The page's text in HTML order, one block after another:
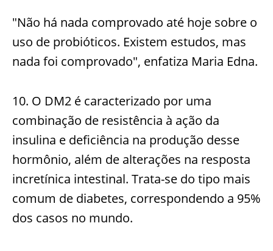
"Não há nada comprovado até hoje sobre o
uso de probióticos. Existem estudos, mas
nada foi comprovado", enfatiza Maria Edna.
10. O DM2 é caracterizado por uma
combinação de resistência à ação da
insulina e deficiência na produção desse
hormônio, além de alterações na resposta
incretínica intestinal. Trata-se do tipo mais
comum de diabetes, correspondendo a 95%
dos casos no mundo.